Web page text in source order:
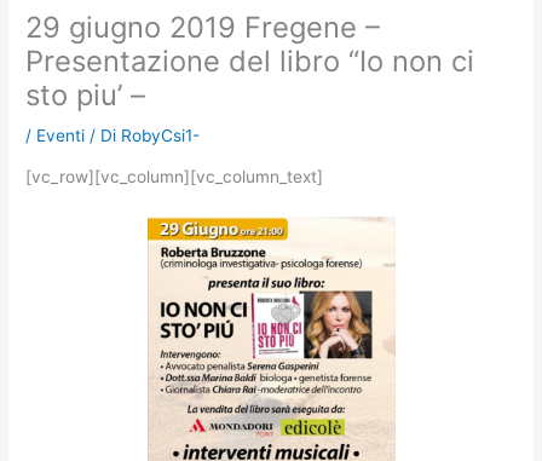
29 giugno 2019 Fregene –
Presentazione del libro “Io non ci
sto piu’ –
/ Eventi / Di RobyCsi1-
[vc_row][vc_column][vc_column_text]